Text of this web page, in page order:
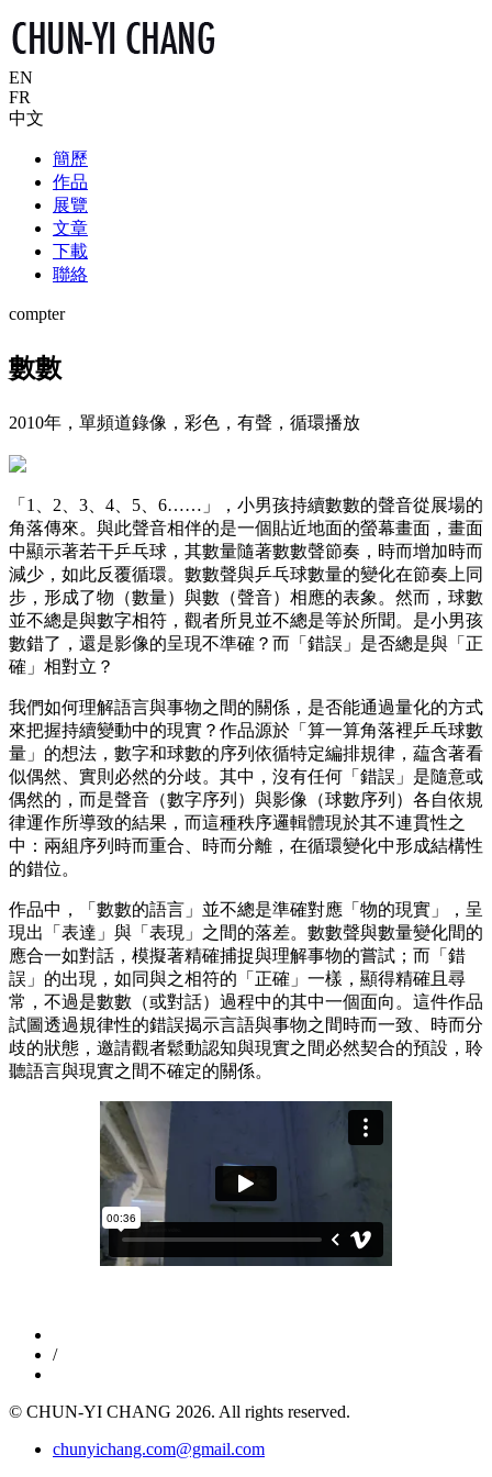
EN
FR
中文
簡歷
作品
展覽
文章
下載
聯絡
compter
數數
2010年，單頻道錄像，彩色，有聲，循環播放
「1、2、3、4、5、6……」，小男孩持續數數的聲音從展場的
角落傳來。與此聲音相伴的是一個貼近地面的螢幕畫面，畫面
中顯示著若干乒乓球，其數量隨著數數聲節奏，時而增加時而
減少，如此反覆循環。數數聲與乒乓球數量的變化在節奏上同
步，形成了物（數量）與數（聲音）相應的表象。然而，球數
並不總是與數字相符，觀者所見並不總是等於所聞。是小男孩
數錯了，還是影像的呈現不準確？而「錯誤」是否總是與「正
確」相對立？
我們如何理解語言與事物之間的關係，是否能通過量化的方式
來把握持續變動中的現實？作品源於「算一算角落裡乒乓球數
量」的想法，數字和球數的序列依循特定編排規律，藴含著看
似偶然、實則必然的分歧。其中，沒有任何「錯誤」是隨意或
偶然的，而是聲音（數字序列）與影像（球數序列）各自依規
律運作所導致的結果，而這種秩序邏輯體現於其不連貫性之
中：兩組序列時而重合、時而分離，在循環變化中形成結構性
的錯位。
作品中，「數數的語言」並不總是準確對應「物的現實」，呈
現出「表達」與「表現」之間的落差。數數聲與數量變化間的
應合一如對話，模擬著精確捕捉與理解事物的嘗試；而「錯
誤」的出現，如同與之相符的「正確」一樣，顯得精確且尋
常，不過是數數（或對話）過程中的其中一個面向。這件作品
試圖透過規律性的錯誤揭示言語與事物之間時而一致、時而分
歧的狀態，邀請觀者鬆動認知與現實之間必然契合的預設，聆
聽語言與現實之間不確定的關係。
/
© CHUN-YI CHANG 2026. All rights reserved.
chunyichang.com@gmail.com